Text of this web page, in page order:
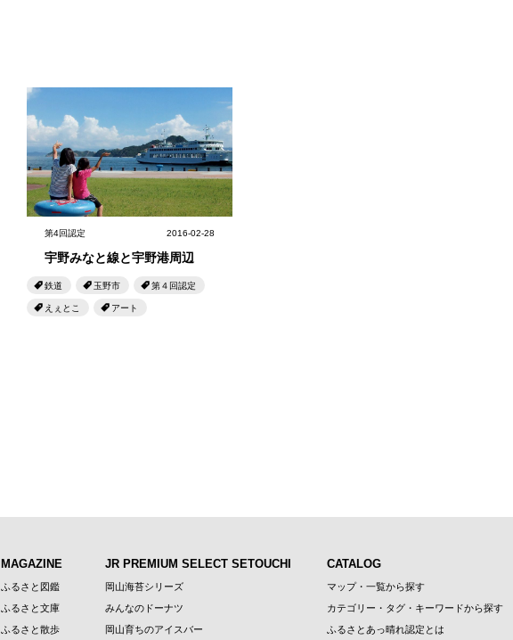
第4回認定 2016-02-28
宇野みなと線と宇野港周辺
鉄道 玉野市 第４回認定
えぇとこ アート
MAGAZINE
ふるさと図鑑
ふるさと文庫
ふるさと散歩
JR PREMIUM SELECT SETOUCHI
岡山海苔シリーズ
みんなのドーナツ
岡山育ちのアイスバー
CATALOG
マップ・一覧から探す
カテゴリー・タグ・キーワードから探す
ふるさとあっ晴れ認定とは